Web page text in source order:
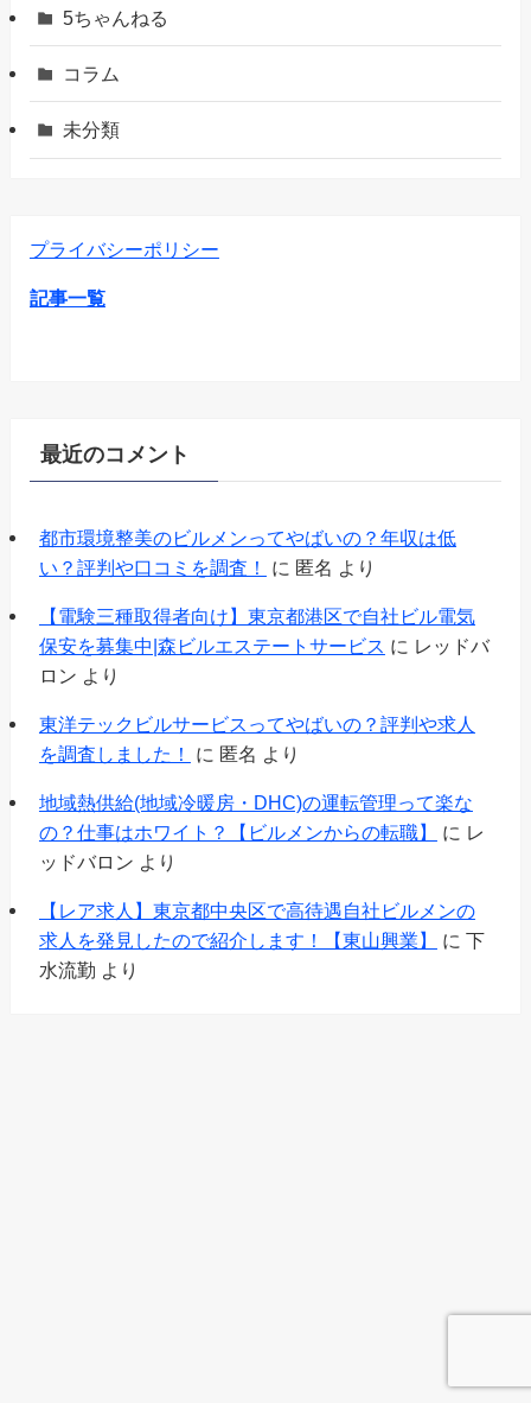
5ちゃんねる
コラム
未分類
プライバシーポリシー
記事一覧
最近のコメント
都市環境整美のビルメンってやばいの？年収は低
い？評判や口コミを調査！
に 匿名 より
【電験三種取得者向け】東京都港区で自社ビル電気
保安を募集中|森ビルエステートサービス に レッドバ
ロン より
東洋テックビルサービスってやばいの？評判や求人
を調査しました！
に 匿名 より
地域熱供給(地域冷暖房・DHC)の運転管理って楽な
の？仕事はホワイト？【ビルメンからの転職】
に レ
ッドバロン より
【レア求人】東京都中央区で高待遇自社ビルメンの
求人を発見したので紹介します！【東山興業】
に 下
水流勤 より